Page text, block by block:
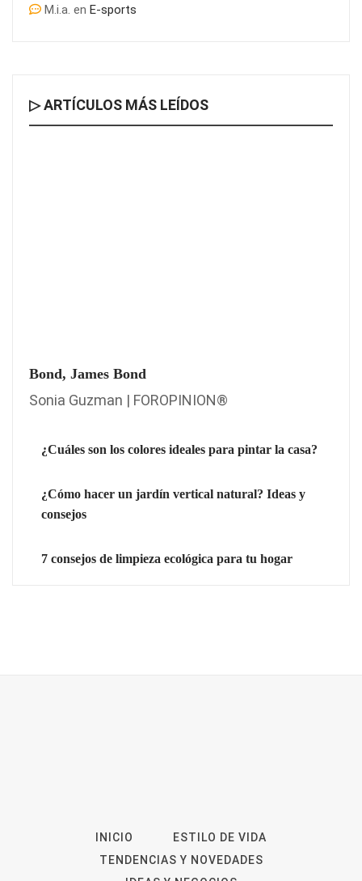
M.i.a. en E-sports
▷ ARTÍCULOS MÁS LEÍDOS
Bond, James Bond
Sonia Guzman | FOROPINION®
¿Cuáles son los colores ideales para pintar la casa?
¿Cómo hacer un jardín vertical natural? Ideas y
consejos
7 consejos de limpieza ecológica para tu hogar
INICIO
ESTILO DE VIDA
TENDENCIAS Y NOVEDADES